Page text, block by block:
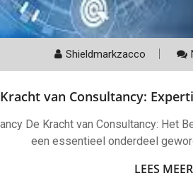
Shieldmarkzacco
van Consultancy:
De Kracht van Consultancy: Het
een essentieel onderdeel
LEES MEER